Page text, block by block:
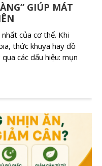
GIÚP MÁT
nhất của cơ thể. Khi
thức khuya hay đồ
các dấu hiệu: mụn